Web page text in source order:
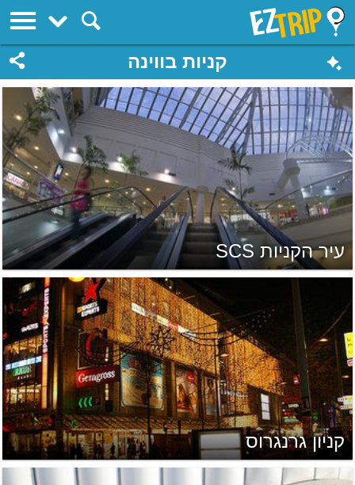
EZTrip
קניות בווינה
עיר הקניות SCS
קניון גרנגרוס